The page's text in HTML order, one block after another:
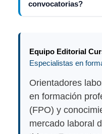
convocatorias?
Equipo Editorial
Especialistas en
Orientadores
en formación
(FPO) y
mercado laboral